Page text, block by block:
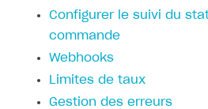
Configurer le suivi du
commande
Webhooks
Limites de taux
Gestion des erreurs